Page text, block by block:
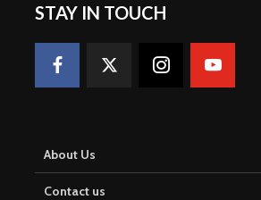
STAY IN TOUCH
About Us
Contact us